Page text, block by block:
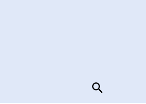
Pesquisar